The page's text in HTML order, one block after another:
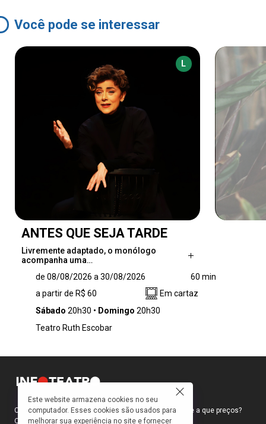
Você pode se interessar
L
ANTES QUE SEJA TARDE
Livremente adaptado, o monólogo
acompanha uma…
acompanha uma mulher que revisita
episódios da infância e da vida adulta, dando
voz a personagens, lembranças e situações
existência. Entre humor, emoção e poesia, a
relações familiares e do modo como o tempo
de 08/08/2026 a 30/08/2026
60 min
a partir de R$ 60
Em cartaz
Sábado 20h30 Domingo 20h30
Teatro Ruth Escobar
Como faço para ir ao teatro? Onde compro ingressos e a que preços?
Quais peças estão em cartaz?
Este website armazena cookies no seu
computador. Esses cookies são usados para
melhorar sua experiência no site e fornecer